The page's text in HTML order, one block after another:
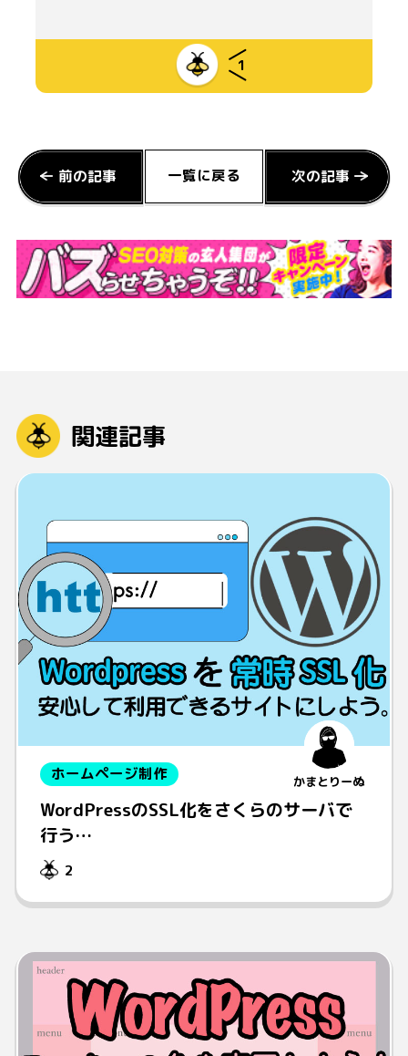
1
前の記事 一覧に戻る 次の記事
関連記事
ホームページ制作
WordPressのSSL化をさくらのサーバで
行う…
2
かまとりーぬ